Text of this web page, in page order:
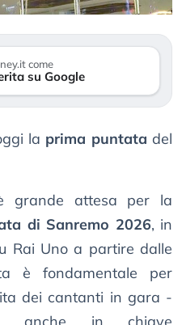
come
su Google
la prima puntata del
grande attesa per la
di Sanremo 2026, in
Rai Uno a partire dalle
è fondamentale per
dei cantanti in gara -